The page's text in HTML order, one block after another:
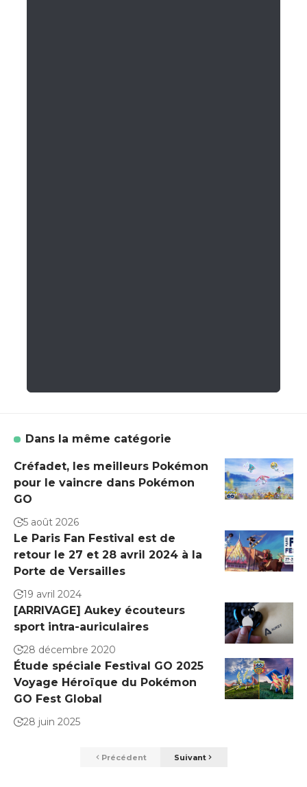
Dans la même catégorie
Créfadet, les meilleurs Pokémon
pour le vaincre dans Pokémon
GO
5 août 2026
Le Paris Fan Festival est de
retour le 27 et 28 avril 2024 à la
Porte de Versailles
19 avril 2024
[ARRIVAGE] Aukey écouteurs
sport intra-auriculaires
28 décembre 2020
Étude spéciale Festival GO 2025
Voyage Héroïque du Pokémon
GO Fest Global
28 juin 2025
Précédent Suivant